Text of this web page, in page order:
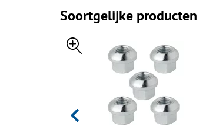
Soortgelijke producten